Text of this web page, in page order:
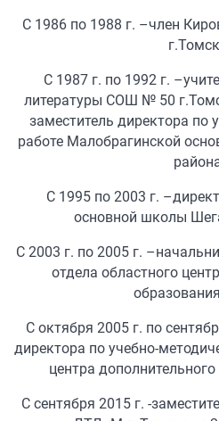
С 1986 по 1988 г. –член
С 1987 г. по 1992 г.
литературы СОШ № 50
заместитель директора по
работе Малобрагинской
С 1995 по 2003 г.
основной школы
С 2003 г. по 2005 г.
отдела областного
С октября 2005 г. по
директора по учебно-
центра
С сентября 2015 г. -